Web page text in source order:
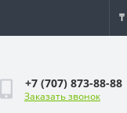
₸
+7 (707) 873-88-88
Заказать звонок